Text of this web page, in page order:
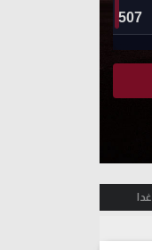
غدا